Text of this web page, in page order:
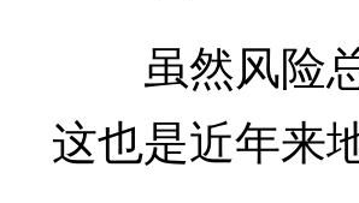
虽然风险总
这也是近年来